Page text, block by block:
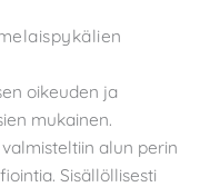
oikeuden ja
mukainen.
alun perin
Sisällöllisesti